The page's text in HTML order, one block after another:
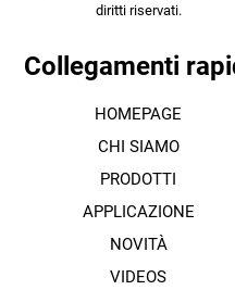
diritti riservati.
Collegamenti
HOMEPAGE
CHI SIAMO
PRODOTTI
APPLICAZIONE
NOVITÀ
VIDEOS